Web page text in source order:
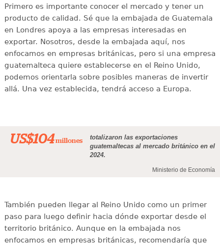
Primero es importante conocer el mercado y tener un
producto de calidad. Sé que la embajada de Guatemala
en Londres apoya a las empresas interesadas en
exportar. Nosotros, desde la embajada aquí, nos
enfocamos en empresas británicas, pero si una empresa
guatemalteca quiere establecerse en el Reino Unido,
podemos orientarla sobre posibles maneras de invertir
allá. Una vez establecida, tendrá acceso a Europa.
US$104millones
totalizaron las exportaciones
guatemaltecas al mercado británico en el
2024.
Ministerio de Economía
También pueden llegar al Reino Unido como un primer
paso para luego definir hacia dónde exportar desde el
territorio británico. Aunque en la embajada nos
enfocamos en empresas británicas, recomendaría que